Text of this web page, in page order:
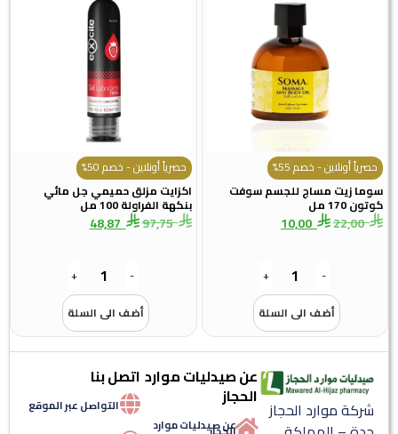
- خصم 55%
مساج للجسم سوفت
10,00
أضف الى السلة
حصرياً أونلاين - خصم 50%
اكزايت مزلق حميمي جل مائي
بنكهة الفراولة 100 مل
48,87
+
أضف الى السلة
الحجاز
عن صيدليات موارد
الحجاز
عن صيدليات موارد
اتصل بنا
التواصل عبر الموقع